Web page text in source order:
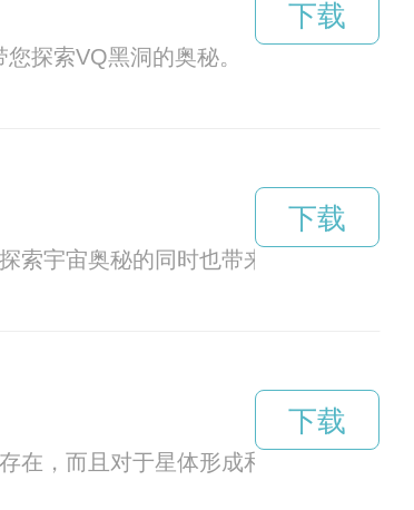
探索VQ黑洞的奥秘。
下载
索宇宙奥秘的同时也带来了许多未解之
下载
在，而且对于星体形成和演化具有重要
下载